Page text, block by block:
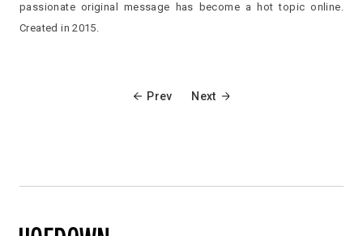
passionate original message has become a hot topic online.
Created in 2015.
Prev Next